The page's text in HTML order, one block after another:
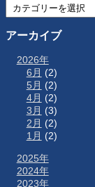
アーカイブ
2026年
6月 (2)
5月 (2)
4月 (2)
3月 (3)
2月 (2)
1月 (2)
2025年
2024年
2023年